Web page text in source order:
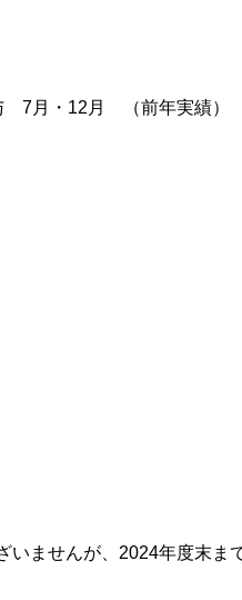
月・12月 （前年実績）
いませんが、2024年度末ま